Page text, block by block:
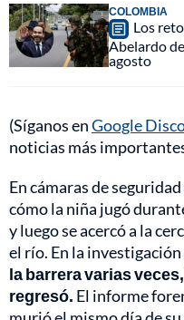
COLOMBIA
Los
Abelardo
agosto
(Síganos enGoogle
noticias más
En cámaras de
cómo la niña jugó
y luego se acercó a la
el río. En la investigación
la barrera varias
regresó. El informe